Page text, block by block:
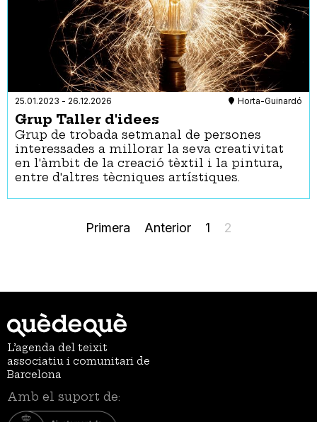
Materials relacionats i per seguir l’activitat en Braille
Materials relacionats i per seguir l’activitat fets amb
lectura fàcil
Materials tàctils
Pictogrames explicatius de l’activitat i els espais
Reserva de places d'aparcament per a persones amb
mobilitat reduïda
visual i auditiva
Servei d’audiodescripció
Subtitulació
Suport per a persones amb discapacitat intel·lectual
- Qualsevol -
25.01.2023 - 26.12.2026 Horta-Guinardó
Grup Taller d'idees
Grup de trobada setmanal de persones
interessades a millorar la seva creativitat
en l'àmbit de la creació tèxtil i la pintura,
entre d'altres tècniques artístiques.
Primera
Primera
Pàgina
Anterior Page
1
Pàgina
2
L’agenda del teixit
associatiu i comunitari de
Barcelona
Amb el suport de: